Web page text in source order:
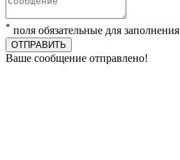
* поля обязательные для заполнения
ОТПРАВИТЬ
Ваше сообщение отправлено!